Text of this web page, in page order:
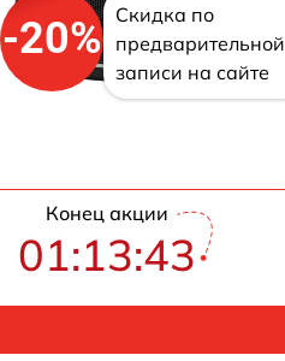
-20%
Скидка по
предварительной
записи на сайте
Конец акции
01:13:42